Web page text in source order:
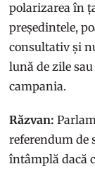
polarizarea în
președintele,
consultativ și
lună de zile
campania.
Răzvan:
referendum de
întâmplă dacă